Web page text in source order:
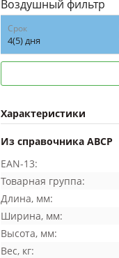
Воздушный фильтр
Срок
4(5) дня
Характеристики
Из справочника ABCP
EAN-13:
Товарная группа:
Длина, мм:
Ширина, мм:
Высота, мм:
Вес, кг: